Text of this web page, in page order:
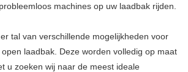
machines op uw laadbak rijden.
tal van verschillende mogelijkheden voor
laadbak. Deze worden volledig op maat
u zoeken wij naar de meest ideale